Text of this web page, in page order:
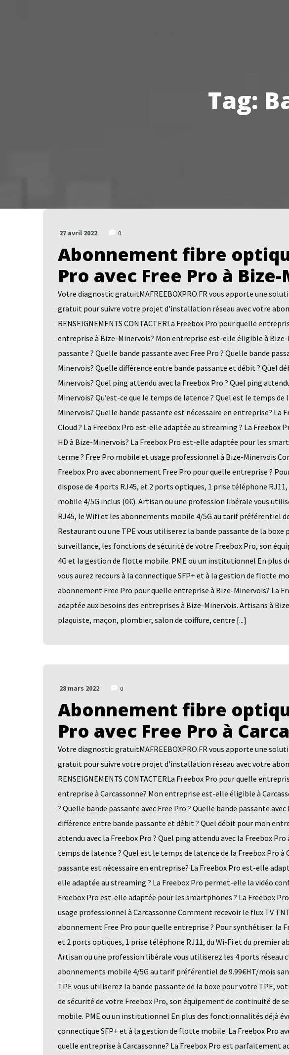
Tag:
27 avril 2022 0
Abonnement fibre
Pro avec Free Pro à
Votre diagnostic gratuitMAFREEBOXPRO.FR vous apporte une
gratuit pour suivre votre projet d'installation réseau avec votre
RENSEIGNEMENTS CONTACTERLa Freebox Pro pour quelle
entreprise à Bize-Minervois? Mon entreprise est-elle éligible à Bize-
passante ? Quelle bande passante avec Free Pro ? Quelle bande
Minervois? Quelle différence entre bande passante et débit ? Quel
Minervois? Quel ping attendu avec la Freebox Pro ? Quel ping
Minervois? Qu’est-ce que le temps de latence ? Quel est le temps
Minervois? Quelle bande passante est nécessaire en entreprise? La
Cloud ? La Freebox Pro est-elle adaptée au streaming ? La Freebox
HD à Bize-Minervois? La Freebox Pro est-elle adaptée pour les
terme ? Free Pro mobile et usage professionnel à Bize-Minervois
Freebox Pro avec abonnement Free Pro pour quelle entreprise ?
dispose de 4 ports RJ45, et 2 ports optiques, 1 prise téléphone
mobile 4/5G inclus (0€). Artisan ou une profession libérale vous
RJ45, le Wifi et les abonnements mobile 4/5G au tarif préférentiel
Restaurant ou une TPE vous utiliserez la bande passante de la boxe
surveillance, les fonctions de sécurité de votre Freebox Pro, son
4G et la gestion de flotte mobile. PME ou un institutionnel En plus
vous aurez recours à la connectique SFP+ et à la gestion de flotte
abonnement Free Pro pour quelle entreprise à Bize-Minervois? La
adaptée aux besoins des entreprises à Bize-Minervois. Artisans à
plaquiste, maçon, plombier, salon de coiffure, centre [...]
28 mars 2022 0
Abonnement fibre
Pro avec Free Pro à
Votre diagnostic gratuitMAFREEBOXPRO.FR vous apporte une
gratuit pour suivre votre projet d'installation réseau avec votre
RENSEIGNEMENTS CONTACTERLa Freebox Pro pour quelle
entreprise à Carcassonne? Mon entreprise est-elle éligible à
? Quelle bande passante avec Free Pro ? Quelle bande passante
différence entre bande passante et débit ? Quel débit pour mon
attendu avec la Freebox Pro ? Quel ping attendu avec la Freebox Pro
temps de latence ? Quel est le temps de latence de la Freebox Pro à
passante est nécessaire en entreprise? La Freebox Pro est-elle
elle adaptée au streaming ? La Freebox Pro permet-elle la vidéo
Freebox Pro est-elle adaptée pour les smartphones ? La Freebox
usage professionnel à Carcassonne Comment recevoir le flux TV
abonnement Free Pro pour quelle entreprise ? Pour synthétiser: la
et 2 ports optiques, 1 prise téléphone RJ11, du Wi-Fi et du premier
Artisan ou une profession libérale vous utiliserez les 4 ports réseau
abonnements mobile 4/5G au tarif préférentiel de 9.99€HT/mois
TPE vous utiliserez la bande passante de la boxe pour votre TPE,
de sécurité de votre Freebox Pro, son équipement de continuité de
mobile. PME ou un institutionnel En plus des fonctionnalités déjà
connectique SFP+ et à la gestion de flotte mobile. La Freebox Pro
quelle entreprise à Carcassonne? La Freebox Pro est parfaitement